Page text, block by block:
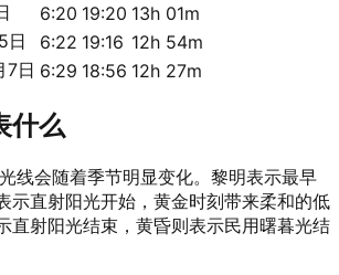
6:20 19:20 13h 01m
日 6:22 19:16 12h 54m
7日 6:29 18:56 12h 27m
什么
线会随着季节明显变化。黎明表示最早
示直射阳光开始，黄金时刻带来柔和的低
直射阳光结束，黄昏则表示民用曙暮光结